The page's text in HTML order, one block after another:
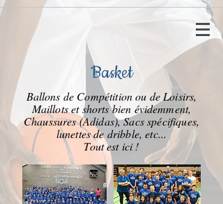
Basket
Ballons de Compétition ou de Loisirs,
Maillots et shorts bien évidemment,
Chaussures (Adidas), Sacs spécifiques,
lunettes de dribble, etc...
Tout est ici !